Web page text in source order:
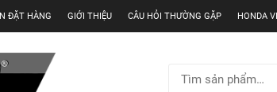
ĐẶT HÀNG GIỚI THIỆU CÂU HỎI THƯỜNG GẶP HONDA
kiếm: